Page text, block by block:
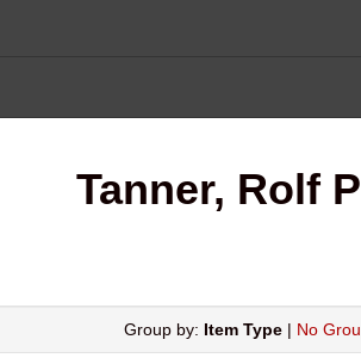
Tanner, Rolf
Group by: Item Type| No